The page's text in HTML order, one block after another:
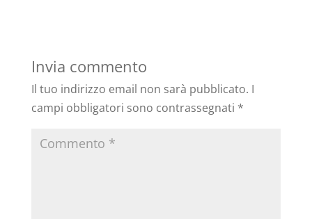
Invia commento
Il tuo indirizzo email non sarà pubblicato. I
campi obbligatori sono contrassegnati *